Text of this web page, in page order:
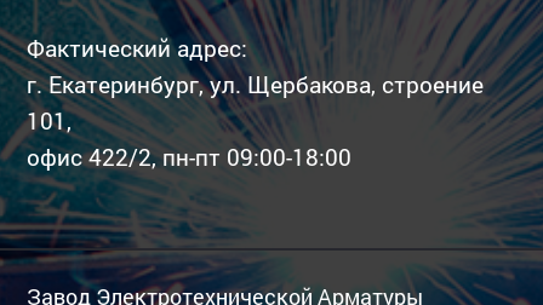
Фактический адрес:
г. Екатеринбург, ул. Щербакова, строение
101,
офис 422/2, пн-пт 09:00-18:00
Завод Электротехнической Арматуры